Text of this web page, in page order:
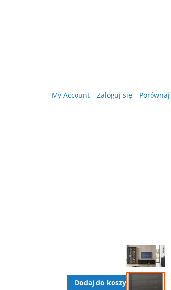
My Account Zaloguj się Porównaj
Przejdź
na
koniec
galerii
Dodaj do koszyka